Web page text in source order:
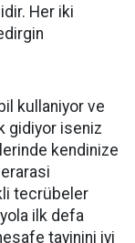
Her iki
kullaniyor ve
gidiyor iseniz
kendinize
tecrübeler
ilk defa
tayinini iyi